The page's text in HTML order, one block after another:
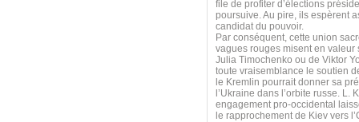
file de profiter d’élections
poursuive. Au pire, ils espèrent
candidat du pouvoir.
Par conséquent, cette union
vagues rouges misent en
Julia Timochenko ou de Viktor
toute vraisemblance le soutien
le Kremlin pourrait donner sa
l’Ukraine dans l’orbite russe.
engagement pro-occidental
le rapprochement de Kiev vers